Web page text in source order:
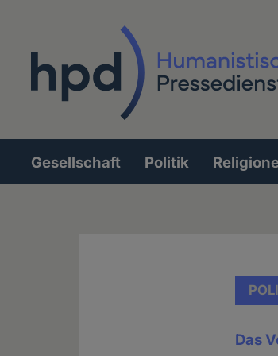
Hauptnavigation
Gesellschaft Politik
Das